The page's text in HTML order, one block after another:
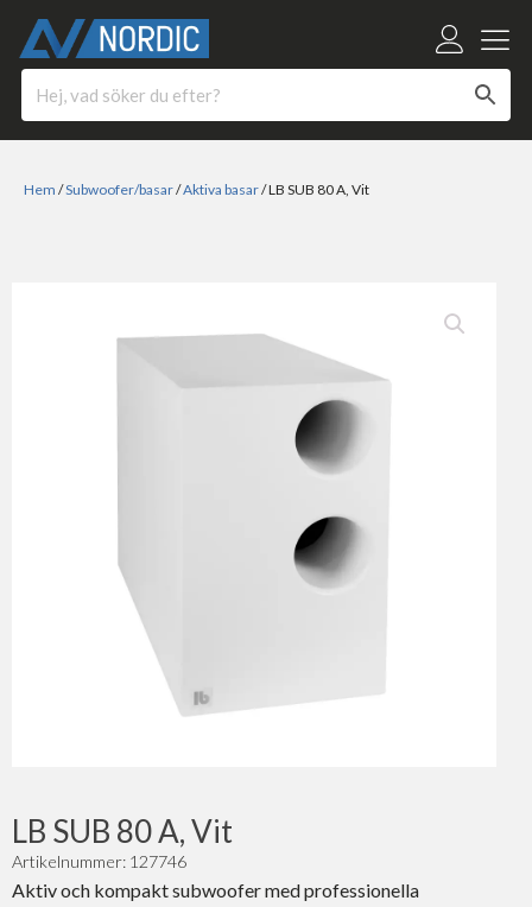
Hem /Subwoofer/basar/Aktiva basar/ LB SUB 80 A, Vit
LB SUB 80 A, Vit
Artikelnummer: 127746
Aktiv och kompakt subwoofer med professionella